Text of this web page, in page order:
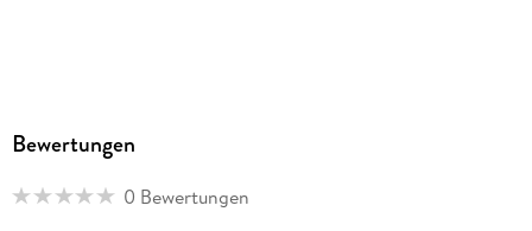
Audioinhalt
Hörspiel
Bewertungen
0 Bewertungen